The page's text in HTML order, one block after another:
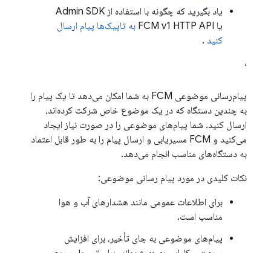
یاد بگیرید که چگونه با استفاده از Admin SDK
یا FCM v1 HTTP API
به تاپیک‌ها پیام ارسال
کنید .
،
پیام‌رسانی موضوعی FCM به شما امکان می‌دهد تا یک پیام را
به چندین دستگاه که در یک موضوع خاص شرکت کرده‌اند،
ارسال کنید. شما پیام‌های موضوعی را در صورت نیاز ایجاد
می‌کنید و FCM مسیریابی و ارسال پیام را به طور قابل اعتماد
به دستگاه‌های مناسب انجام می‌دهد.
نکات کلیدی در مورد پیام رسانی موضوعی:
برای اطلاعات عمومی مانند هشدارهای آب و هوا
مناسب است.
پیام‌های موضوعی به جای تأخیر، برای افزایش